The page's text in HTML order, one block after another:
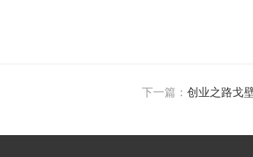
下一篇：创业之路戈